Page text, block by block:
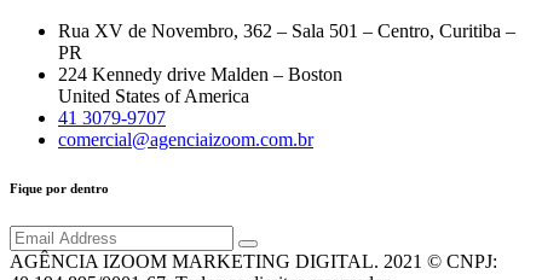
Rua XV de Novembro, 362 – Sala 501 – Centro, Curitiba –
PR
224 Kennedy drive Malden – Boston
United States of America
41 3079-9707
comercial@agenciaizoom.com.br
Fique por dentro
AGÊNCIA IZOOM MARKETING DIGITAL. 2021 © CNPJ: